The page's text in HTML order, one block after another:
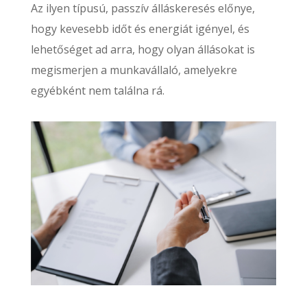
Az ilyen típusú, passzív álláskeresés előnye,
hogy kevesebb időt és energiát igényel, és
lehetőséget ad arra, hogy olyan állásokat is
megismerjen a munkavállaló, amelyekre
egyébként nem találna rá.